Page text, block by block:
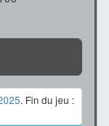
. Fin du jeu :